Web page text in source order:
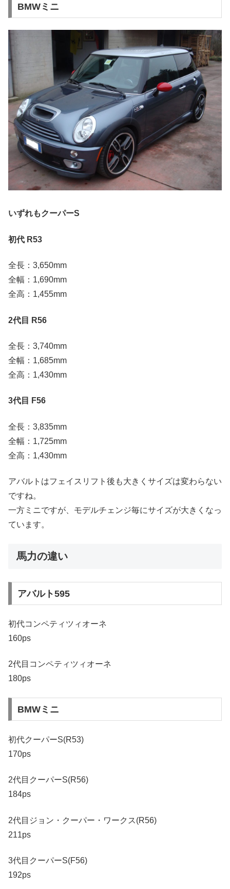
BMWミニ
いずれもクーパーS
初代 R53
全長：3,650mm
全幅：1,690mm
全高：1,455mm
2代目 R56
全長：3,740mm
全幅：1,685mm
全高：1,430mm
3代目 F56
全長：3,835mm
全幅：1,725mm
全高：1,430mm
アバルトはフェイスリフト後も大きくサイズは変わらない
ですね。
一方ミニですが、モデルチェンジ毎にサイズが大きくなっ
ています。
馬力の違い
アバルト595
初代コンペティツィオーネ
160ps
2代目コンペティツィオーネ
180ps
BMWミニ
初代クーパーS(R53)
170ps
2代目クーパーS(R56)
184ps
2代目ジョン・クーパー・ワークス(R56)
211ps
3代目クーパーS(F56)
192ps